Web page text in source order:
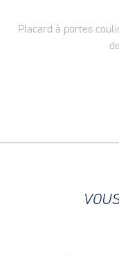
Placard à portes